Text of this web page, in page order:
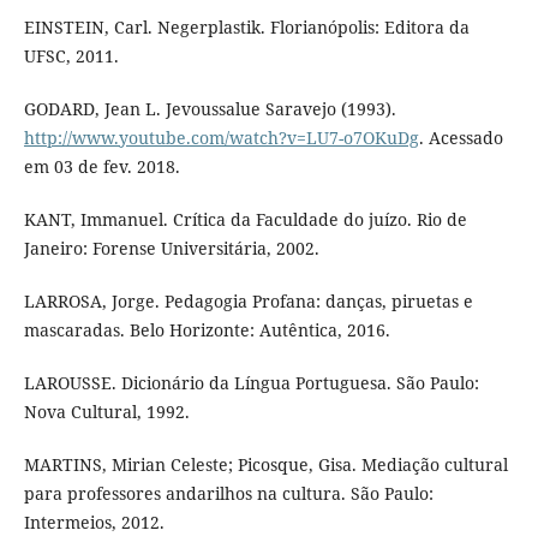
EINSTEIN, Carl. Negerplastik. Florianópolis: Editora da
UFSC, 2011.
GODARD, Jean L. Jevoussalue Saravejo (1993).
http://www.youtube.com/watch?v=LU7-o7OKuDg. Acessado
em 03 de fev. 2018.
KANT, Immanuel. Crítica da Faculdade do juízo. Rio de
Janeiro: Forense Universitária, 2002.
LARROSA, Jorge. Pedagogia Profana: danças, piruetas e
mascaradas. Belo Horizonte: Autêntica, 2016.
LAROUSSE. Dicionário da Língua Portuguesa. São Paulo:
Nova Cultural, 1992.
MARTINS, Mirian Celeste; Picosque, Gisa. Mediação cultural
para professores andarilhos na cultura. São Paulo:
Intermeios, 2012.